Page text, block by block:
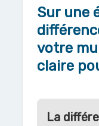
Sur une
votre
claire
La